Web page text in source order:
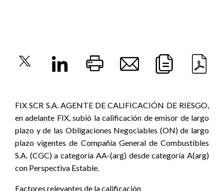
FIX SCR S.A. AGENTE DE CALIFICACIÓN DE RIESGO,
en adelante FIX, subió la calificación de emisor de largo
plazo y de las Obligaciones Negociables (ON) de largo
plazo vigentes de Compañía General de Combustibles
S.A. (CGC) a categoría AA-(arg) desde categoría A(arg)
con Perspectiva Estable.
Factores relevantes de la calificación